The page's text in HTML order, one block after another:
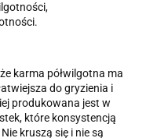
karma półwilgotna ma
do gryzienia i
produkowana jest w
które konsystencją
kruszą się i nie są